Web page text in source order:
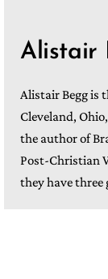
Alistair
Alistair Begg is
Cleveland,
the author of
Post-Christian
they have